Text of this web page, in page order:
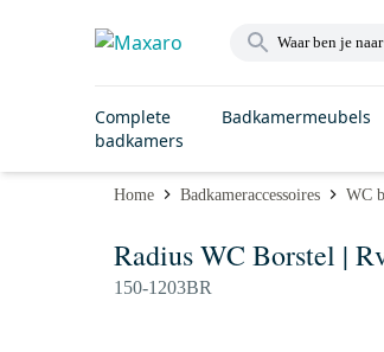
Complete
badkamers
Badkamermeubels
Home Badkameraccessoires WC
Radius WC Borstel |
150-1203BR